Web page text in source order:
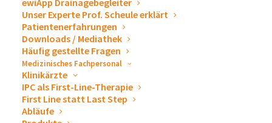
ewiApp Drainagebegleiter
Unser Experte Prof. Scheule erklärt
Patientenerfahrungen
Downloads / Mediathek
Häufig gestellte Fragen
Medizinisches Fachpersonal
Klinikärzte
IPC als First-Line-Therapie
First Line statt Last Step
Abläufe
Schon beim Betreten der Location wurde klar: Hier
erwartet uns mehr als ein klassisches Sommerfest.
Palmen und Lounge im Außenbereich, innen golden
glänzende Kerzenständer, weiße Hortensien mit
zartem Goldstaub, Eukalyptuszweige und
wunderschön gedeckte Tische. Das Ambiente verlieh
dem Abend einen Hauch von Eleganz. Das Glashaus